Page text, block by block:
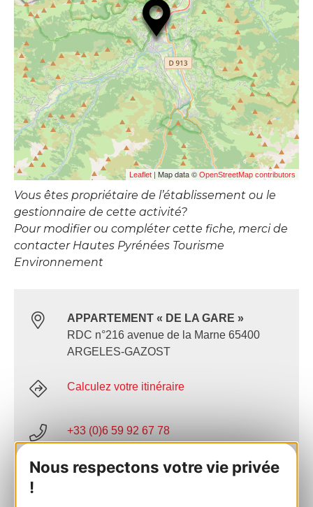
Nous respectons votre vie privée
!
Leaflet | Map data © OpenStreetMap contributors
Vous êtes propriétaire de l’établissement ou le
gestionnaire de cette activité?
Pour modifier ou compléter cette fiche, merci de
contacter Hautes Pyrénées Tourisme
Environnement
APPARTEMENT « DE LA GARE »
RDC n°216 avenue de la Marne 65400
ARGELES-GAZOST
Calculez votre itinéraire
+33 (0)6 59 92 67 78
E-mail